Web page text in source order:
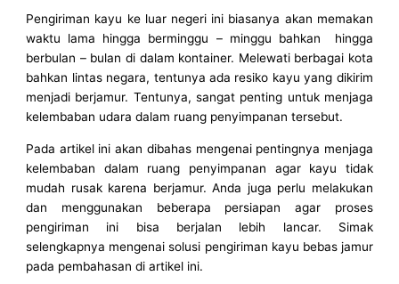
Pengiriman kayu ke luar negeri ini biasanya akan memakan
waktu lama hingga berminggu – minggu bahkan hingga
berbulan – bulan di dalam kontainer. Melewati berbagai kota
bahkan lintas negara, tentunya ada resiko kayu yang dikirim
menjadi berjamur. Tentunya, sangat penting untuk menjaga
kelembaban udara dalam ruang penyimpanan tersebut.
Pada artikel ini akan dibahas mengenai pentingnya menjaga
kelembaban dalam ruang penyimpanan agar kayu tidak
mudah rusak karena berjamur. Anda juga perlu melakukan
dan menggunakan beberapa persiapan agar proses
pengiriman ini bisa berjalan lebih lancar. Simak
selengkapnya mengenai solusi pengiriman kayu bebas jamur
pada pembahasan di artikel ini.